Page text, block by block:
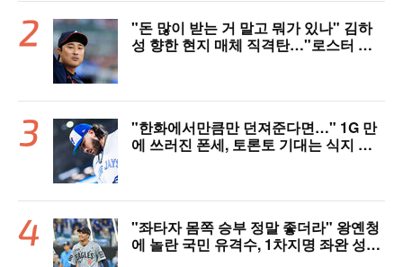
"돈 많이 받는 거 말고 뭐가 있나" 김하
성 향한 현지 매체 직격탄…"로스터 한
"한화에서만큼만 던져준다면…" 1G 만
에 쓰러진 폰세, 토론토 기대는 식지 않
"좌타자 몸쪽 승부 정말 좋더라" 왕옌청
에 놀란 국민 유격수, 1차지명 좌완 성장